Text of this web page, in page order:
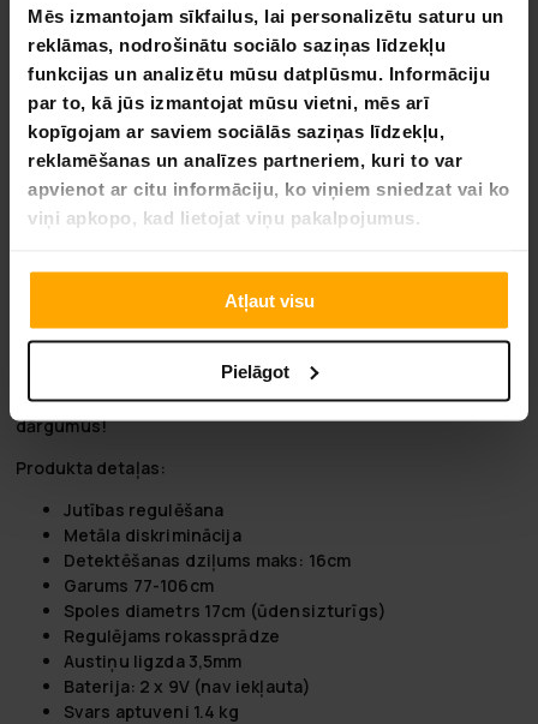
Mēs izmantojam sīkfailus, lai personalizētu saturu un
reklāmas, nodrošinātu sociālo saziņas līdzekļu
funkcijas un analizētu mūsu datplūsmu. Informāciju
par to, kā jūs izmantojat mūsu vietni, mēs arī
kopīgojam ar saviem sociālās saziņas līdzekļu,
reklamēšanas un analīzes partneriem, kuri to var
apvienot ar citu informāciju, ko viņiem sniedzat vai ko
viņi apkopo, kad lietojat viņu pakalpojumus.
Atļaut visu
Pielāgot
Ar uzlabotu jutības regulēšanu un spēju atšķirt dažādus
metāla veidus, the Klondike Premium metāla detektors var
detektēt metāla priekšmetus līdz pat 16 cm dziļumā. Tā
ūdensizturīgā 17 cm spole un regulējams rokassprādze
padara to viegli lietojamu jebkurā vidē, kamēr 3,5 mm
austiņu ligzda nodrošina diskretu detektēšanu.
Klondike Premium metāla detektora regulējamais garums
(77-106 cm) un viegla konstrukcija to padara ērti lietojamu
ilgu laiku. Tas darbojas ar divām 9V baterijām (nav
Vai esat profesionāls dārgumu meklētājs vai uzticīgs hobijs,
Klondike Premium Metāla Detektors ir perfekts rīks
ikvienam, kurš vēlas uzlabot savas metāla detektēšanas
prasmes. Tāpēc kāpēc gaidīt? Pasūtiet savu Klondike
Premium metāla detektoru šodien un sāciet atklāt paslēptos
dārgumus!
Produkta detaļas:
Jutības regulēšana
Metāla diskriminācija
Detektēšanas dziļums maks: 16cm
Garums 77-106cm
Spoles diametrs 17cm (ūdensizturīgs)
Regulējams rokassprādze
Austiņu ligzda 3,5mm
Baterija: 2 x 9V (nav iekļauta)
Svars aptuveni 1.4 kg